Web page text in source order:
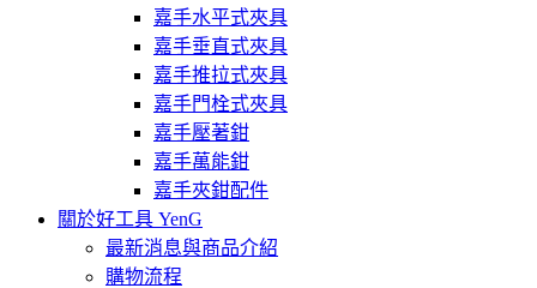
嘉手水平式夾具
嘉手垂直式夾具
嘉手推拉式夾具
嘉手門栓式夾具
嘉手壓著鉗
嘉手萬能鉗
嘉手夾鉗配件
關於好工具 YenG
最新消息與商品介紹
購物流程